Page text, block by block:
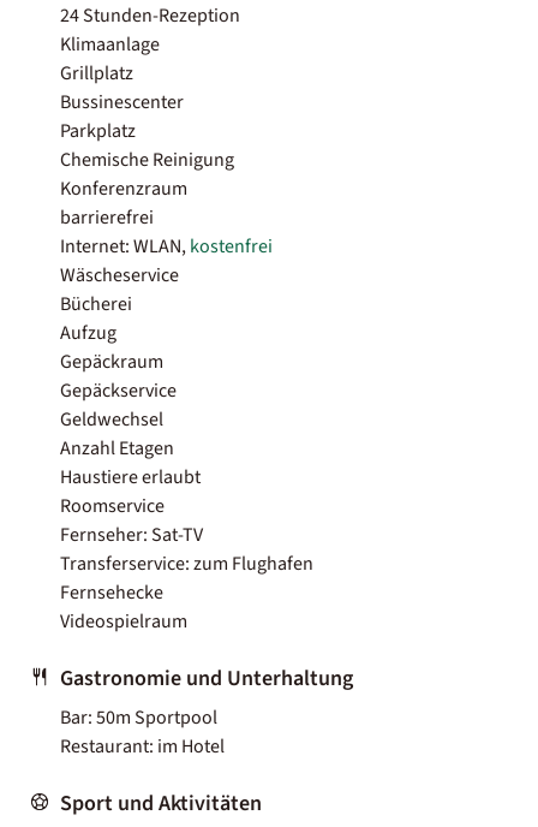
24 Stunden-Rezeption
Klimaanlage
Grillplatz
Bussinescenter
Parkplatz
Chemische Reinigung
Konferenzraum
barrierefrei
Internet: WLAN,kostenfrei
Wäscheservice
Bücherei
Aufzug
Gepäckraum
Gepäckservice
Geldwechsel
Anzahl Etagen
Haustiere erlaubt
Roomservice
Fernseher: Sat-TV
Transferservice: zum Flughafen
Fernsehecke
Videospielraum
Gastronomie und Unterhaltung
Bar: 50m Sportpool
Restaurant: im Hotel
Sport und Aktivitäten